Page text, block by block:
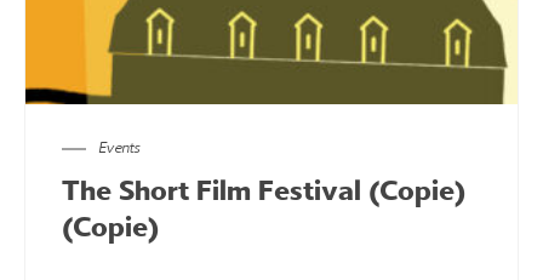
Events
The Short Film Festival (Copie)
(Copie)